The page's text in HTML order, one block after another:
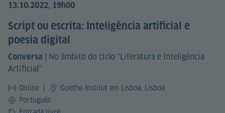
13.10.2022, 19h00
Script ou escrita: Inteligência artificial e
poesia digital
Conversa | No âmbito do ciclo "Literatura e Inteligência
Artificial"
Online |
Goethe-Institut em Lisboa, Lisboa
IdiomaPortuguês